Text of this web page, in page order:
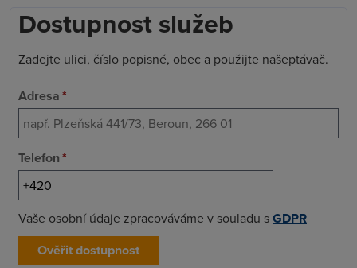
Dostupnost služeb
Zadejte ulici, číslo popisné, obec a použijte našeptávač.
Adresa*
Telefon*
Vaše osobní údaje zpracováváme v souladu sGDPR
Ověřit dostupnost